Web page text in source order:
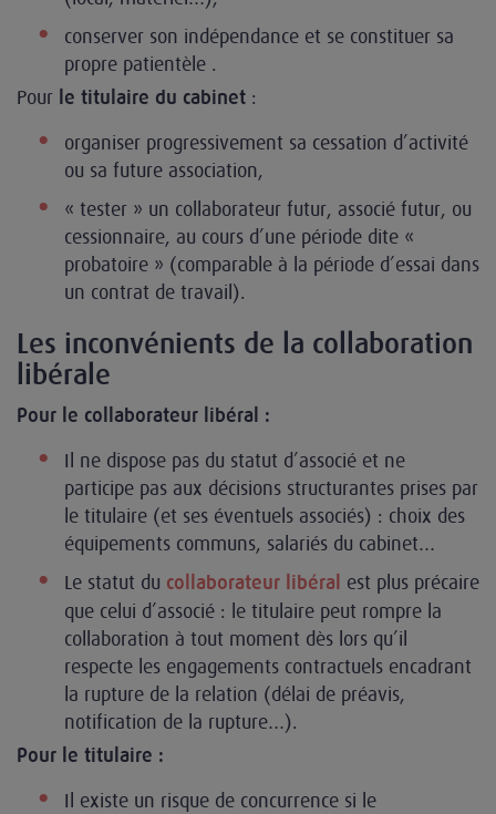
conserver son indépendance et se constituer sa
propre patientèle .
Pour le titulaire du cabinet :
organiser progressivement sa cessation d’activité
ou sa future association,
« tester » un collaborateur futur, associé futur, ou
cessionnaire, au cours d’une période dite «
probatoire » (comparable à la période d’essai dans
un contrat de travail).
Les inconvénients de la collaboration
libérale
Pour le collaborateur libéral :
Il ne dispose pas du statut d’associé et ne
participe pas aux décisions structurantes prises par
le titulaire (et ses éventuels associés) : choix des
équipements communs, salariés du cabinet…
Le statut du collaborateur libéral est plus précaire
que celui d’associé : le titulaire peut rompre la
collaboration à tout moment dès lors qu’il
respecte les engagements contractuels encadrant
la rupture de la relation (délai de préavis,
notification de la rupture…).
Pour le titulaire :
Il existe un risque de concurrence si le